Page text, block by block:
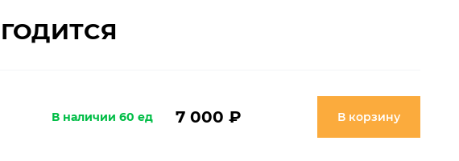
В наличии 60 ед 7 000 ₽ В корзину